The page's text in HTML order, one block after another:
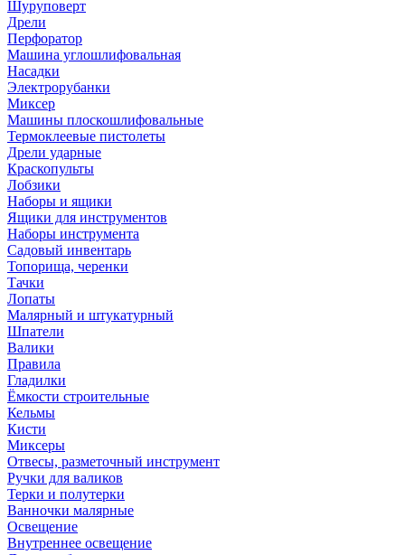
Шуруповерт
Дрели
Перфоратор
Машина углошлифовальная
Насадки
Электрорубанки
Миксер
Машины плоскошлифовальные
Термоклеевые пистолеты
Дрели ударные
Краскопульты
Лобзики
Наборы и ящики
Ящики для инструментов
Наборы инструмента
Садовый инвентарь
Топорища, черенки
Тачки
Лопаты
Малярный и штукатурный
Шпатели
Валики
Правила
Гладилки
Ёмкости строительные
Кельмы
Кисти
Миксеры
Отвесы, разметочный инструмент
Ручки для валиков
Терки и полутерки
Ванночки малярные
Освещение
Внутреннее освещение